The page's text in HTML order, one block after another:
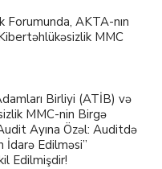
Forumunda, AKTA-nın
MMC
Birliyi (ATİB) və
MMC-nin Birgə
Ayına Özəl: Auditdə
İdarə Edilməsi”
Edilmişdir!